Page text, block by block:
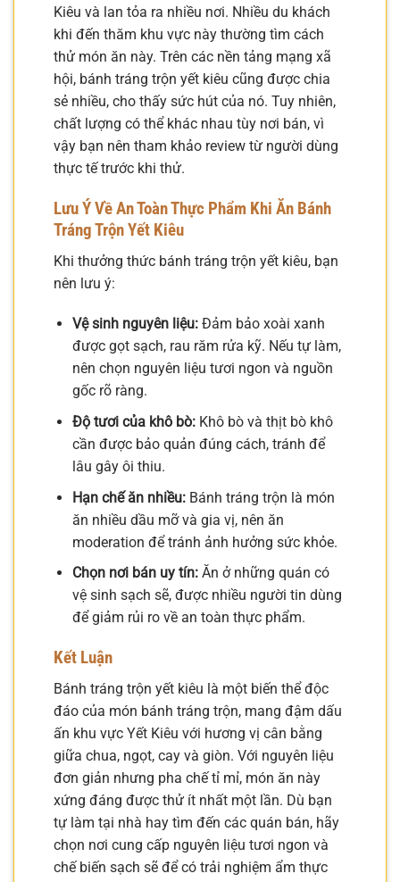
Kiêu và lan tỏa ra nhiều nơi. Nhiều du khách
khi đến thăm khu vực này thường tìm cách
thử món ăn này. Trên các nền tảng mạng xã
hội, bánh tráng trộn yết kiêu cũng được chia
sẻ nhiều, cho thấy sức hút của nó. Tuy nhiên,
chất lượng có thể khác nhau tùy nơi bán, vì
vậy bạn nên tham khảo review từ người dùng
thực tế trước khi thử.
Lưu Ý Về An Toàn Thực Phẩm Khi Ăn Bánh
Tráng Trộn Yết Kiêu
Khi thưởng thức bánh tráng trộn yết kiêu, bạn
nên lưu ý:
Vệ sinh nguyên liệu:Đảm bảo xoài xanh
được gọt sạch, rau răm rửa kỹ. Nếu tự làm,
nên chọn nguyên liệu tươi ngon và nguồn
gốc rõ ràng.
Độ tươi của khô bò:Khô bò và thịt bò khô
cần được bảo quản đúng cách, tránh để
lâu gây ôi thiu.
Hạn chế ăn nhiều:Bánh tráng trộn là món
ăn nhiều dầu mỡ và gia vị, nên ăn
moderation để tránh ảnh hưởng sức khỏe.
Chọn nơi bán uy tín:Ăn ở những quán có
vệ sinh sạch sẽ, được nhiều người tin dùng
để giảm rủi ro về an toàn thực phẩm.
Kết Luận
Bánh tráng trộn yết kiêu là một biến thể độc
đáo của món bánh tráng trộn, mang đậm dấu
ấn khu vực Yết Kiêu với hương vị cân bằng
giữa chua, ngọt, cay và giòn. Với nguyên liệu
đơn giản nhưng pha chế tỉ mỉ, món ăn này
xứng đáng được thử ít nhất một lần. Dù bạn
tự làm tại nhà hay tìm đến các quán bán, hãy
chọn nơi cung cấp nguyên liệu tươi ngon và
chế biến sạch sẽ để có trải nghiệm ẩm thực